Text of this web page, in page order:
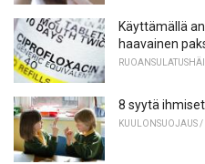
Käyttämällä
haavainen
8 syytä
KUULONSUOJAUS /